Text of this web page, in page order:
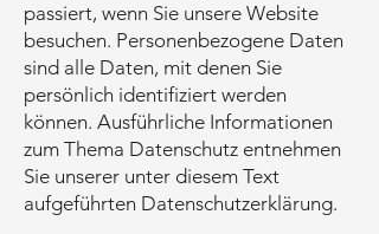
passiert, wenn Sie unsere Website
besuchen. Personenbezogene Daten
sind alle Daten, mit denen Sie
persönlich identifiziert werden
können. Ausführliche Informationen
zum Thema Datenschutz entnehmen
Sie unserer unter diesem Text
aufgeführten Datenschutzerklärung.